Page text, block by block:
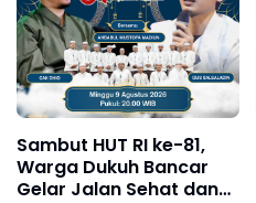
Sambut HUT RI ke-81,
Warga Dukuh Bancar
Gelar Jalan Sehat dan